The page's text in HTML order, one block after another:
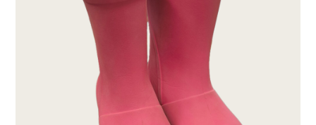
10,50 €.7,00 €.